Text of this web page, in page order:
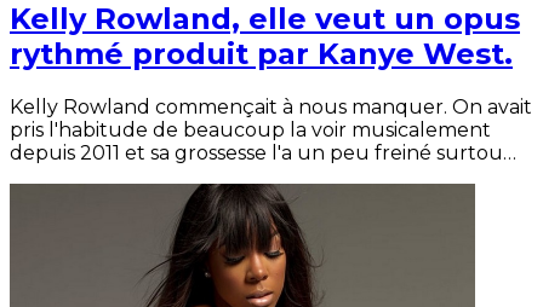
Kelly Rowland, elle veut un opus
rythmé produit par Kanye West.
Kelly Rowland commençait à nous manquer. On avait
pris l'habitude de beaucoup la voir musicalement
depuis 2011 et sa grossesse l'a un peu freiné surtou…